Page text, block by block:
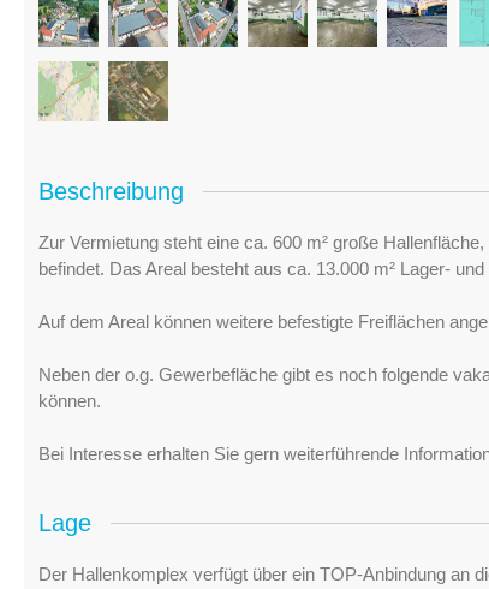
Beschreibung
Zur Vermietung steht eine ca. 600 m² große
befindet. Das Areal besteht aus ca. 13.000 m² Lager-
Auf dem Areal können weitere befestigte Freiflächen
Neben der o.g. Gewerbefläche gibt es noch folgende
können.
Bei Interesse erhalten Sie gern weiterführende
Lage
Der Hallenkomplex verfügt über ein TOP-Anbindung an